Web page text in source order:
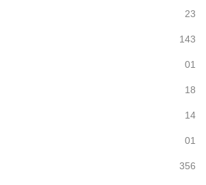
23
143
01
18
14
01
356